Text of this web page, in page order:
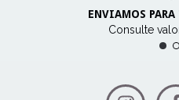
ENVIAMOS
Consulte